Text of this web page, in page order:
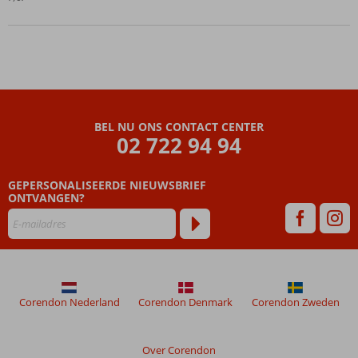
gasten)
BEL NU ONS CONTACT CENTER
02 722 94 94
GEPERSONALISEERDE NIEUWSBRIEF
ONTVANGEN?
Over Corendon
Corendon Nederland Corendon Denmark Corendon Zweden